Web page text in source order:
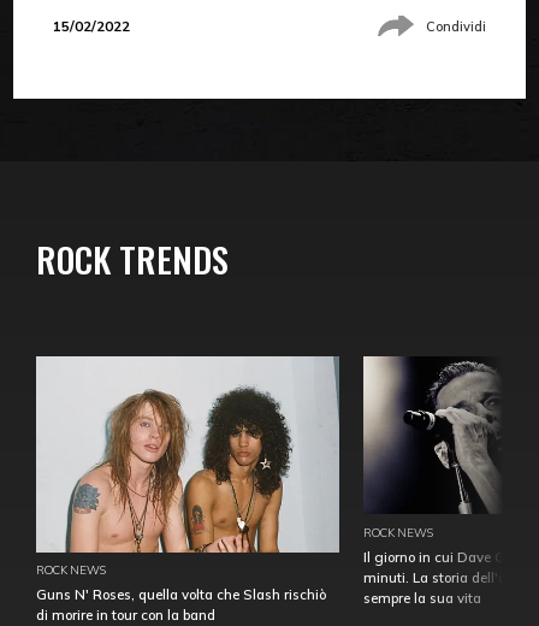
15/02/2022 Condividi
ROCK TRENDS
ROCK NEWS
Guns N' Roses, quella volta che Slash rischiò
di morire in tour con la band
ROCK NEWS
Il giorno in cui Dave
minuti. La storia
sempre la sua vita